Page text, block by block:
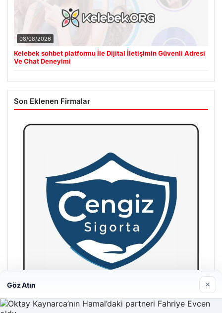
08/08/2026
Kelebek sohbet platformu İle Dijital İletişimin Güvenli Adresi
Ve Chat Deneyimi
Son Eklenen Firmalar
Göz Atın ×